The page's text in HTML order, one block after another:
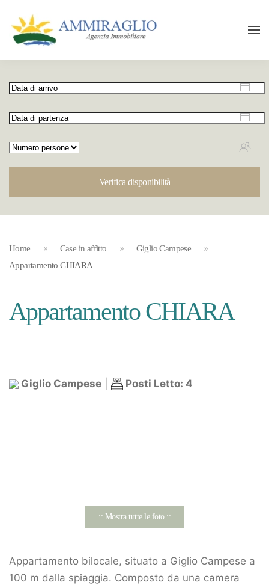
Verifica disponibilità
Home Case in affitto
Giglio Campese
Appartamento CHIARA
Appartamento CHIARA
Giglio Campese Posti Letto: 4
:: Mostra tutte le foto ::
Appartamento bilocale, situato a Giglio Campese a
100 m dalla spiaggia. Composto da una camera